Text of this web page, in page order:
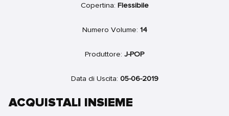
Copertina: Flessibile
Numero Volume: 14
Produttore: J-POP
Data di Uscita: 05-06-2019
ACQUISTALI INSIEME